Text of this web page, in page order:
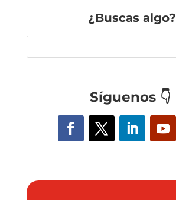
¿Buscas algo?
Síguenos 👇